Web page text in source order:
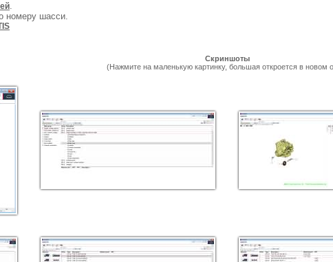
номеру шасси.
Скриншоты
(Нажмите на маленькую картинку, большая откроется в новом